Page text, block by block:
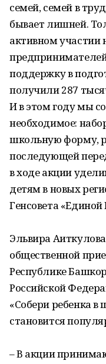
семей, семей в
бывает лишней.
активном участии
поддержку в
получили 287
И в этом году мы
необходимое:
школьную форму,
последующей
в ходе акции
детям в новых
Генсовета
Эльвира
общественной
Республике
Российской
«Собери ребенка
становится
– В акции